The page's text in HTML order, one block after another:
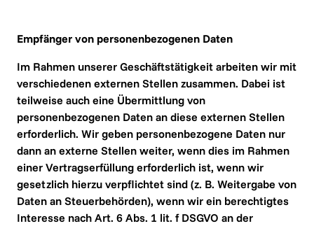
Empfänger von personenbezogenen Daten
Im Rahmen unserer Geschäftstätigkeit arbeiten wir mit
verschiedenen externen Stellen zusammen. Dabei ist
teilweise auch eine Übermittlung von
personenbezogenen Daten an diese externen Stellen
erforderlich. Wir geben personenbezogene Daten nur
dann an externe Stellen weiter, wenn dies im Rahmen
einer Vertragserfüllung erforderlich ist, wenn wir
gesetzlich hierzu verpflichtet sind (z. B. Weitergabe von
Daten an Steuerbehörden), wenn wir ein berechtigtes
Interesse nach Art. 6 Abs. 1 lit. f DSGVO an der